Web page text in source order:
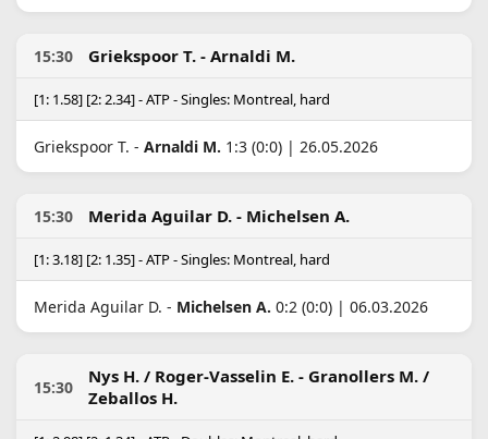
15:30 Griekspoor T. - Arnaldi M.
[1: 1.58] [2: 2.34] - ATP - Singles: Montreal, hard
Griekspoor T. - Arnaldi M. 1:3 (0:0) | 26.05.2026
15:30 Merida Aguilar D. - Michelsen A.
[1: 3.18] [2: 1.35] - ATP - Singles: Montreal, hard
Merida Aguilar D. - Michelsen A. 0:2 (0:0) | 06.03.2026
15:30
Nys H. / Roger-Vasselin E. - Granollers M. /
Zeballos H.